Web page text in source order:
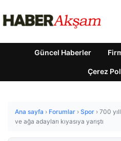
Güncel Haberler
Çerez
Ana sayfa › Forumlar › Spor › 700
ve ağa adayları kıyasıya yarıştı